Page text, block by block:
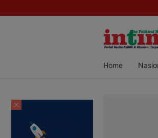
Sabu di Pangkalan Bun, Dua Pelaku Diamankan
Home